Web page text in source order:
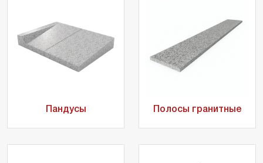
Пандусы Полосы гранитные